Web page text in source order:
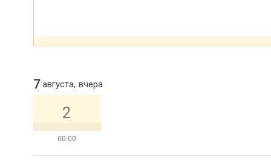
7 августа, вчера
00:00
2